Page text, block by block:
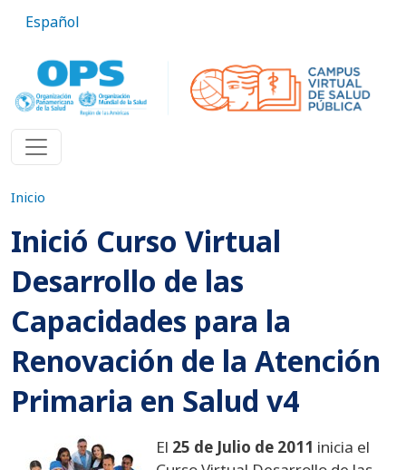
Español
Inicio
Inició Curso Virtual
Desarrollo de las
Capacidades para la
Renovación de la Atención
Primaria en Salud v4
El 25 de Julio de 2011 inicia el